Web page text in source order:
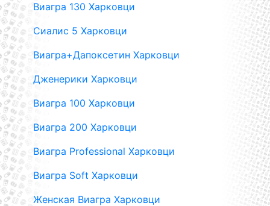
Виагра 130 Харковци
Сиалис 5 Харковци
Виагра+Дапоксетин Харковци
Дженерики Харковци
Виагра 100 Харковци
Виагра 200 Харковци
Виагра Professional Харковци
Виагра Soft Харковци
Женская Виагра Харковци